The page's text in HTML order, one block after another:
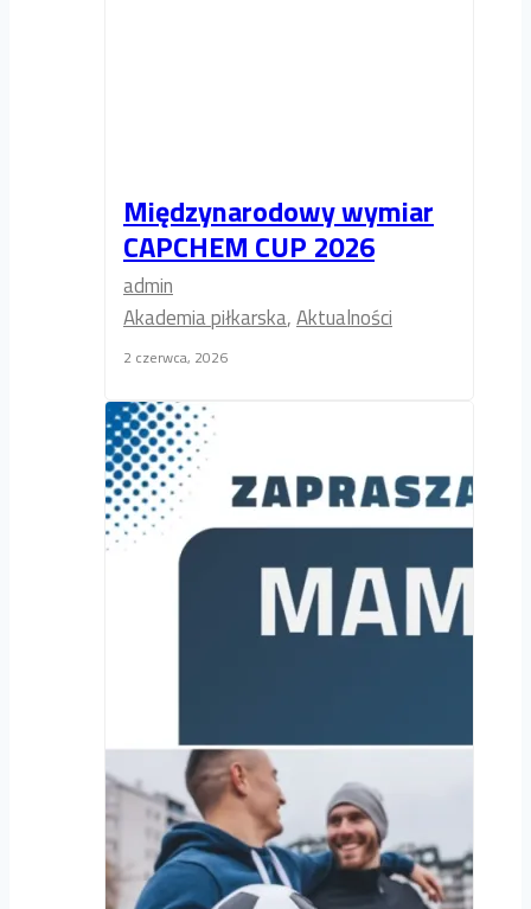
Międzynarodowy wymiar
CAPCHEM CUP 2026
admin
Akademia piłkarska,Aktualności
2 czerwca, 2026